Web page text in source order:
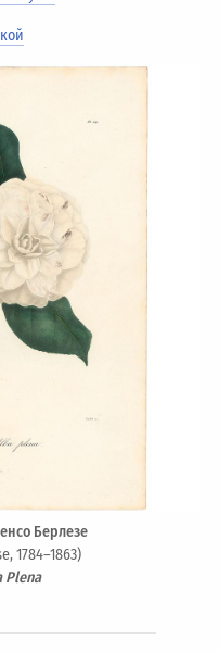
Берлезе
1784–1863)
Plena